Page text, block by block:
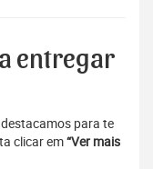
entregar
para te
clicar em“Ver mais